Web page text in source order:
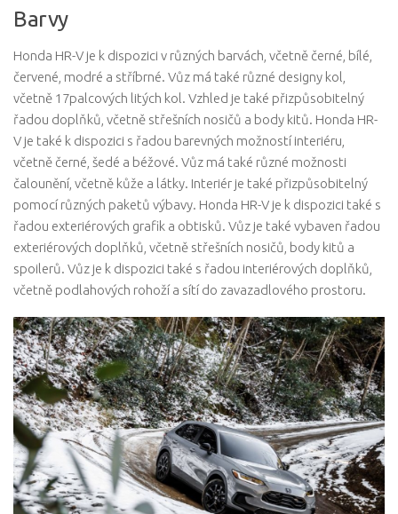
Barvy
Honda HR-V je k dispozici v různých barvách, včetně černé, bílé,
červené, modré a stříbrné. Vůz má také různé designy kol,
včetně 17palcových litých kol. Vzhled je také přizpůsobitelný
řadou doplňků, včetně střešních nosičů a body kitů. Honda HR-
V je také k dispozici s řadou barevných možností interiéru,
včetně černé, šedé a béžové. Vůz má také různé možnosti
čalounění, včetně kůže a látky. Interiér je také přizpůsobitelný
pomocí různých paketů výbavy. Honda HR-V je k dispozici také s
řadou exteriérových grafik a obtisků. Vůz je také vybaven řadou
exteriérových doplňků, včetně střešních nosičů, body kitů a
spoilerů. Vůz je k dispozici také s řadou interiérových doplňků,
včetně podlahových rohoží a sítí do zavazadlového prostoru.